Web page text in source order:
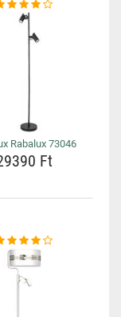
Rabalux 73046
Ft